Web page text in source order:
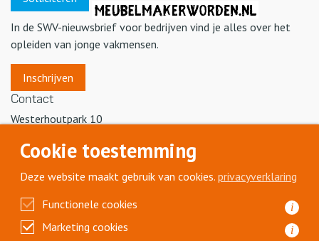
In de SWV-nieuwsbrief voor bedrijven vind je alles over het
opleiden van jonge vakmensen.
Inschrijven
Contact
Westerhoutpark 10
023 515 88 30
samenwerkingsverband@cbm.nl
Volg ons
Cookie toestemming
Deze website maakt gebruik van cookies. privacyverklaring
Functionele cookies
i
Marketing cookies i